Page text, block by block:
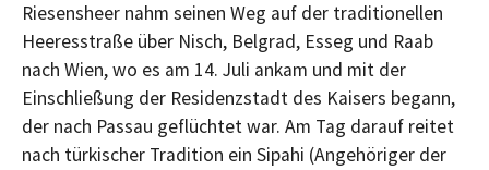
Riesensheer nahm seinen Weg auf der traditionellen
Heeresstraße über Nisch, Belgrad, Esseg und Raab
nach Wien, wo es am 14. Juli ankam und mit der
Einschließung der Residenzstadt des Kaisers begann,
der nach Passau geflüchtet war. Am Tag darauf reitet
nach türkischer Tradition ein Sipahi (Angehöriger der